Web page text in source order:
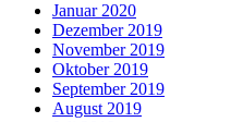
Januar 2020
Dezember 2019
November 2019
Oktober 2019
September 2019
August 2019